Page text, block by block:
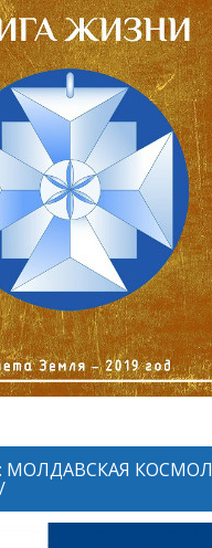
МОЛДАВСКАЯ